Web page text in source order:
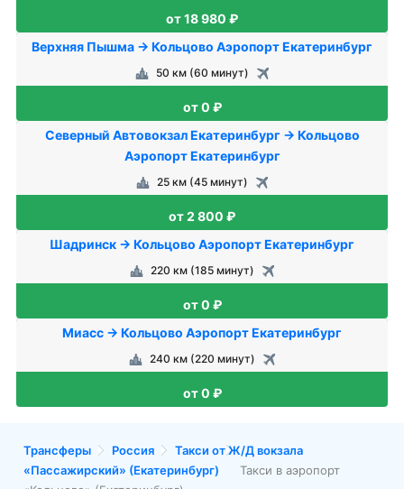
от 18 980 ₽
Верхняя Пышма → Кольцово Аэропорт Екатеринбург
50 км (60 минут)
от 0 ₽
Северный Автовокзал Екатеринбург → Кольцово
Аэропорт Екатеринбург
25 км (45 минут)
от 2 800 ₽
Шадринск → Кольцово Аэропорт Екатеринбург
220 км (185 минут)
от 0 ₽
Миасс → Кольцово Аэропорт Екатеринбург
240 км (220 минут)
от 0 ₽
Трансферы Россия
Такси от Ж/Д вокзала
«Пассажирский» (Екатеринбург)
Такси в аэропорт